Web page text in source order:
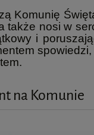
Komunię
także nosi w
i
na Komunie